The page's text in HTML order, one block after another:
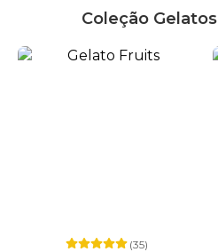
Coleção Gelatos
(35)